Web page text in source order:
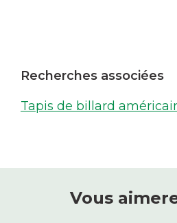
Recherches associées
Tapis de billard
Vous